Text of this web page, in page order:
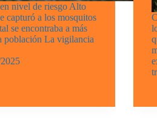
nivel de riesgo Alto
capturó a los mosquitos
se encontraba a más
población La vigilancia